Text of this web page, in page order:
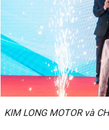
KIM LONG MOTOR và